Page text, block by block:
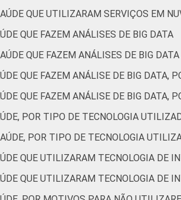
Estudos para o Desenvolvimento da
QUE UTILIZARAM SERVIÇOS EM
QUE FAZEM ANÁLISES DE BIG DATA
QUE FAZEM ANÁLISES DE BIG DATA
QUE FAZEM ANÁLISE DE BIG DATA,
QUE FAZEM ANÁLISE DE BIG DATA,
POR TIPO DE TECNOLOGIA
POR TIPO DE TECNOLOGIA
QUE UTILIZARAM TECNOLOGIA DE
QUE UTILIZARAM TECNOLOGIA DE